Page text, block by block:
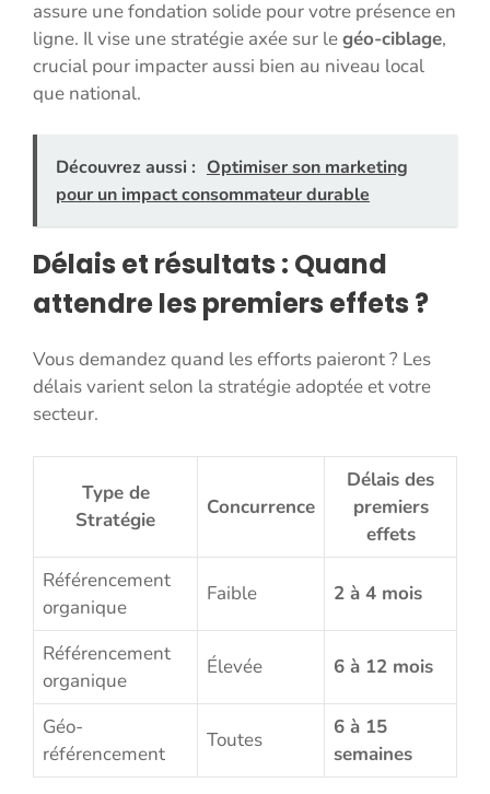
assure une fondation solide pour votre présence en
ligne. Il vise une stratégie axée sur legéo-ciblage,
crucial pour impacter aussi bien au niveau local
que national.
Découvrez aussi : Optimiser son marketing
pour un impact consommateur durable
Délais et résultats : Quand
attendre les premiers effets ?
Vous demandez quand les efforts paieront ? Les
délais varient selon la stratégie adoptée et votre
secteur.
Type de
Stratégie
Concurrence
Délais des
premiers
effets
Référencement
organique
Faible 2 à 4 mois
Référencement
organique
Élevée 6 à 12 mois
Géo-
référencement
Toutes
6 à 15
semaines